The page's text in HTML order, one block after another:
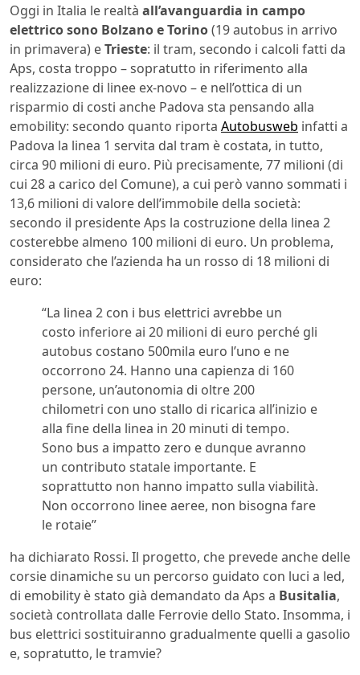
Oggi in Italia le realtà all’avanguardia in campo
elettrico sono Bolzano e Torino(19 autobus in arrivo
in primavera) eTrieste: il tram, secondo i calcoli fatti da
Aps, costa troppo – sopratutto in riferimento alla
realizzazione di linee ex-novo – e nell’ottica di un
risparmio di costi anche Padova sta pensando alla
emobility: secondo quanto riporta Autobusweb infatti a
Padova la linea 1 servita dal tram è costata, in tutto,
circa 90 milioni di euro. Più precisamente, 77 milioni (di
cui 28 a carico del Comune), a cui però vanno sommati i
13,6 milioni di valore dell’immobile della società:
secondo il presidente Aps la costruzione della linea 2
costerebbe almeno 100 milioni di euro. Un problema,
considerato che l’azienda ha un rosso di 18 milioni di
euro:
“La linea 2 con i bus elettrici avrebbe un
costo inferiore ai 20 milioni di euro perché gli
autobus costano 500mila euro l’uno e ne
occorrono 24. Hanno una capienza di 160
persone, un’autonomia di oltre 200
chilometri con uno stallo di ricarica all’inizio e
alla fine della linea in 20 minuti di tempo.
Sono bus a impatto zero e dunque avranno
un contributo statale importante. E
soprattutto non hanno impatto sulla viabilità.
Non occorrono linee aeree, non bisogna fare
le rotaie”
ha dichiarato Rossi. Il progetto, che prevede anche delle
corsie dinamiche su un percorso guidato con luci a led,
di emobility è stato già demandato da Aps a Busitalia,
società controllata dalle Ferrovie dello Stato. Insomma, i
bus elettrici sostituiranno gradualmente quelli a gasolio
e, sopratutto, le tramvie?